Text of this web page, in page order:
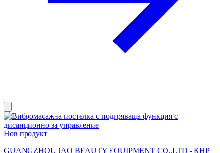
Нов продукт
GUANGZHOU JAO BEAUTY EQUIPMENT CO.,LTD - КНР